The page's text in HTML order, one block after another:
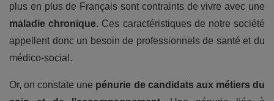
plus en plus de Français sont contraints de vivre avec une
maladie chronique. Ces caractéristiques de notre société
appellent donc un besoin de professionnels de santé et du
médico-social.
Or, on constate une pénurie de candidats aux métiers du